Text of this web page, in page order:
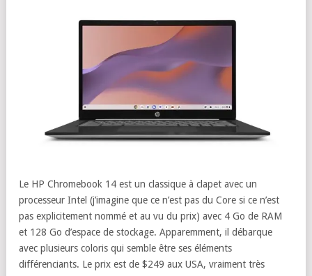
Le HP Chromebook 14 est un classique à clapet avec un
processeur Intel (j’imagine que ce n’est pas du Core si ce n’est
pas explicitement nommé et au vu du prix) avec 4 Go de RAM
et 128 Go d’espace de stockage. Apparemment, il débarque
avec plusieurs coloris qui semble être ses éléments
différenciants. Le prix est de $249 aux USA, vraiment très